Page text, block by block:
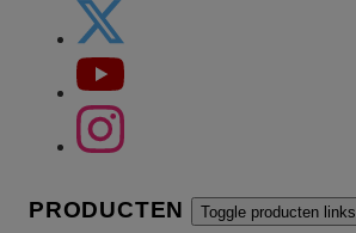
PRODUCTEN Toggle producten links